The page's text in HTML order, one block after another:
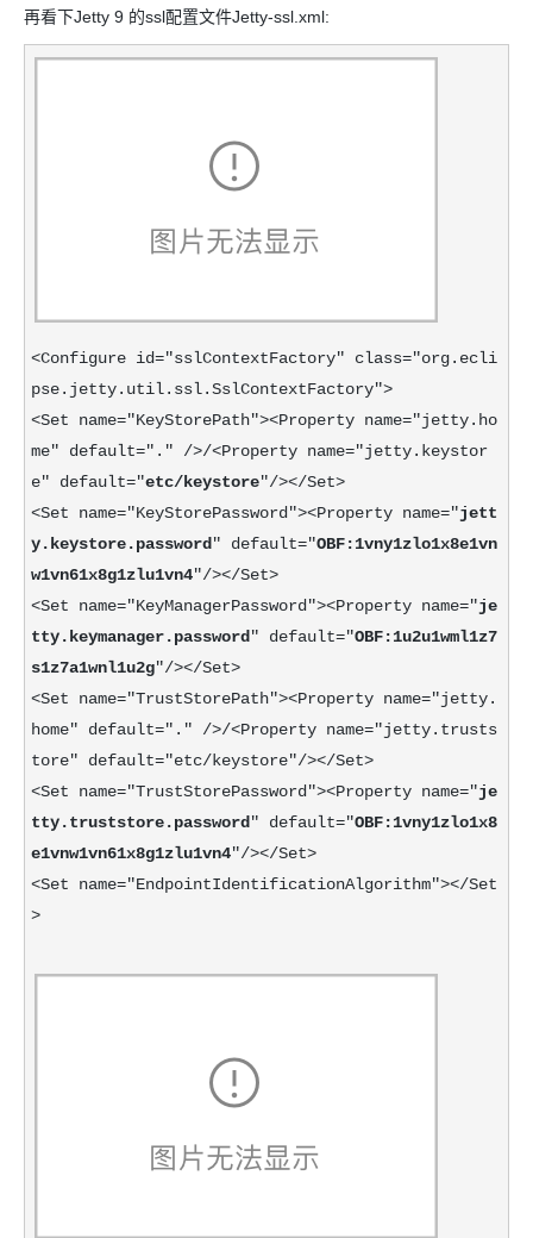
再看下Jetty 9 的ssl配置文件Jetty-ssl.xml:
<Configure id="sslContextFactory" class="org.ecli
pse.jetty.util.ssl.SslContextFactory">
<Set name="KeyStorePath"><Property name="jetty.ho
me" default="." />/<Property name="jetty.keystor
e" default="etc/keystore"/></Set>
<Set name="KeyStorePassword"><Property name="jett
y.keystore.password " default="OBF:1vny1zlo1x8e1vn
w1vn61x8g1zlu1vn4"/></Set>
<Set name="KeyManagerPassword"><Property name="je
tty.keymanager.password " default="OBF:1u2u1wml1z7
s1z7a1wnl1u2g"/></Set>
<Set name="TrustStorePath"><Property name="jetty.
home" default="." />/<Property name="jetty.trusts
tore" default="etc/keystore"/></Set>
<Set name="TrustStorePassword"><Property name="je
tty.truststore.password " default="OBF:1vny1zlo1x8
e1vnw1vn61x8g1zlu1vn4"/></Set>
<Set name="EndpointIdentificationAlgorithm"></Set
>